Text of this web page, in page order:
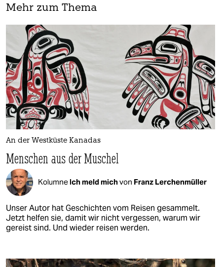
Mehr zum Thema
An der Westküste Kanadas
Menschen aus der Muschel
Kolumne Ich meld michvon Franz Lerchenmüller
Unser Autor hat Geschichten vom Reisen gesammelt.
Jetzt helfen sie, damit wir nicht vergessen, warum wir
gereist sind. Und wieder reisen werden.